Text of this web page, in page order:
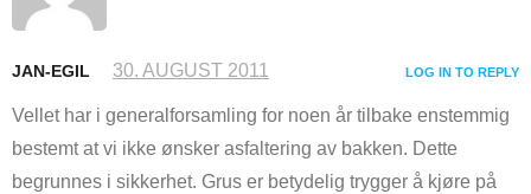
JAN-EGIL 30. AUGUST 2011 LOG IN TO REPLY
Vellet har i generalforsamling for noen år tilbake enstemmig
bestemt at vi ikke ønsker asfaltering av bakken. Dette
begrunnes i sikkerhet. Grus er betydelig trygger å kjøre på